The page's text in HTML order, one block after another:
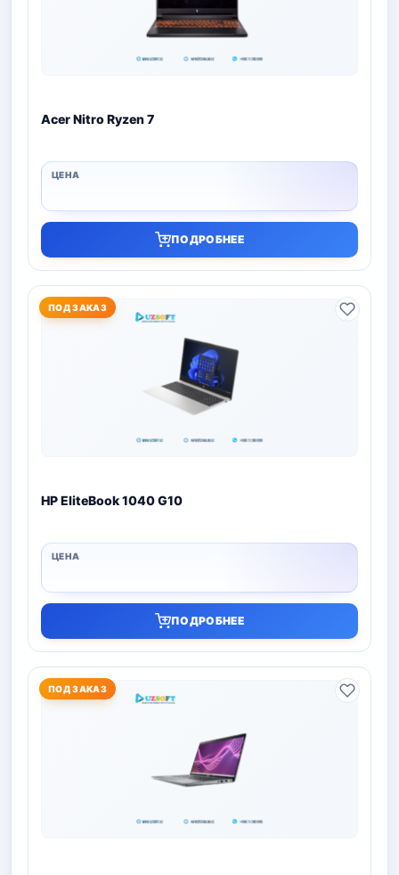
Acer Nitro Ryzen 7
ПОДРОБНЕЕ
ПОД ЗАКАЗ
HP EliteBook 1040 G10
ПОДРОБНЕЕ
ПОД ЗАКАЗ